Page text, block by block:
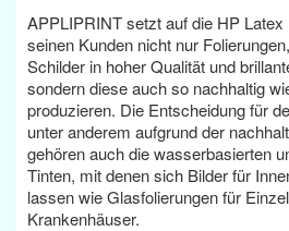
APPLIPRINT setzt auf die HP
seinen Kunden nicht nur
Schilder in hoher Qualität und
sondern diese auch so nachhaltig
produzieren. Die Entscheidung für
unter anderem aufgrund der
gehören auch die wasserbasierten
Tinten, mit denen sich Bilder für
lassen wie Glasfolierungen für
Krankenhäuser.